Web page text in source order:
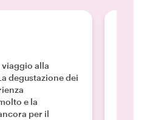
alla
degustazione dei
e la
per il